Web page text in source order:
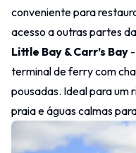
conveniente para
acesso a outras partes
Little Bay & Carr’s Bay
terminal de ferry com
pousadas. Ideal para um
praia e águas calmas